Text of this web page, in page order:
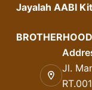
Jayalah AABI
Jl.